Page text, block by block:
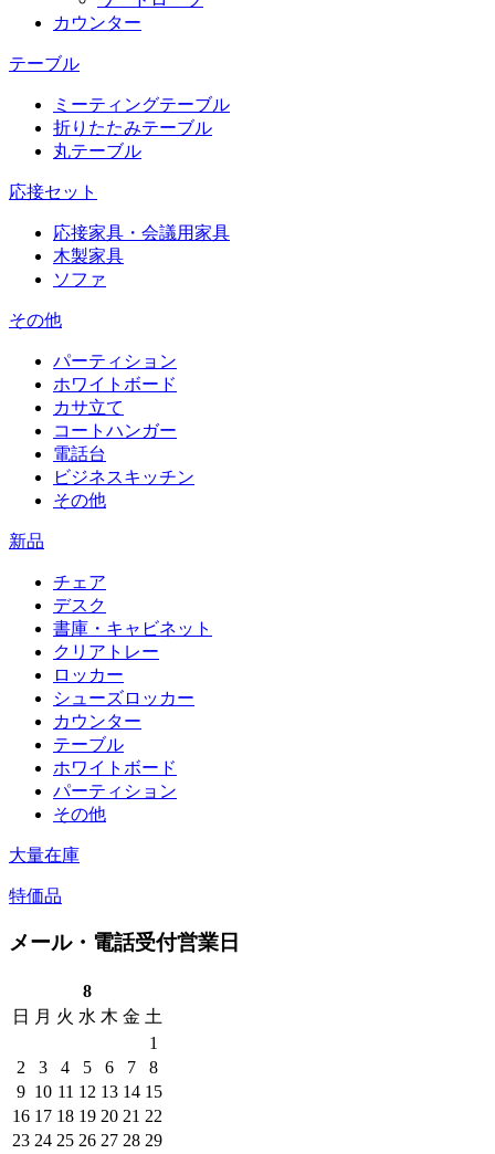
カウンター
テーブル
ミーティングテーブル
折りたたみテーブル
丸テーブル
応接セット
応接家具・会議用家具
木製家具
ソファ
その他
パーティション
ホワイトボード
カサ立て
コートハンガー
電話台
ビジネスキッチン
その他
新品
チェア
デスク
書庫・キャビネット
クリアトレー
ロッカー
シューズロッカー
カウンター
テーブル
ホワイトボード
パーティション
その他
大量在庫
特価品
メール・電話受付営業日
8
日
月 火 水 木 金 土
1
2
3 4 5 6 7
8
9 10 11 12 13 14 15
16 17 18 19 20 21 22
23 24 25 26 27 28 29